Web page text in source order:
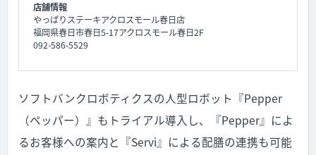
店舗情報
やっぱりステーキアクロスモール春日店
福岡県春日市春日5-17アクロスモール春日2F
092-586-5529
ソフトバンクロボティクスの人型ロボット『Pepper
（ペッパー）』もトライアル導入し、『Pepper』によ
るお客様への案内と『Servi』による配膳の連携も可能